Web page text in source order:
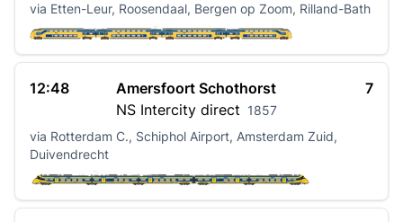
via Etten-Leur, Roosendaal, Bergen op Zoom, Rilland-Bath
12:48
Amersfoort Schothorst
NS Intercity direct 1857
7
via Rotterdam C., Schiphol Airport, Amsterdam Zuid,
Duivendrecht